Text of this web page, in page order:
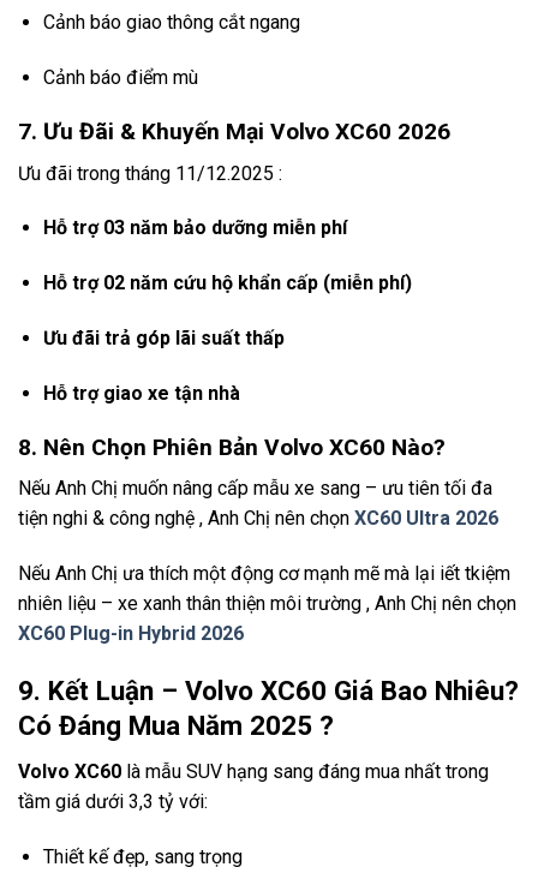
Cảnh báo giao thông cắt ngang
Cảnh báo điểm mù
7. Ưu Đãi & Khuyến Mại Volvo XC60 2026
Ưu đãi trong tháng 11/12.2025 :
Hỗ trợ 03 năm bảo dưỡng miễn phí
Hỗ trợ 02 năm cứu hộ khẩn cấp (miễn phí)
Ưu đãi trả góp lãi suất thấp
Hỗ trợ giao xe tận nhà
8. Nên Chọn Phiên Bản Volvo XC60 Nào?
Nếu Anh Chị muốn nâng cấp mẫu xe sang – ưu tiên tối đa
tiện nghi & công nghệ , Anh Chị nên chọn XC60 Ultra 2026
Nếu Anh Chị ưa thích một động cơ mạnh mẽ mà lại iết tkiệm
nhiên liệu – xe xanh thân thiện môi trường , Anh Chị nên chọn
XC60 Plug-in Hybrid 2026
9. Kết Luận – Volvo XC60 Giá Bao Nhiêu?
Có Đáng Mua Năm 2025 ?
Volvo XC60 là mẫu SUV hạng sang đáng mua nhất trong
tầm giá dưới 3,3 tỷ với:
Thiết kế đẹp, sang trọng